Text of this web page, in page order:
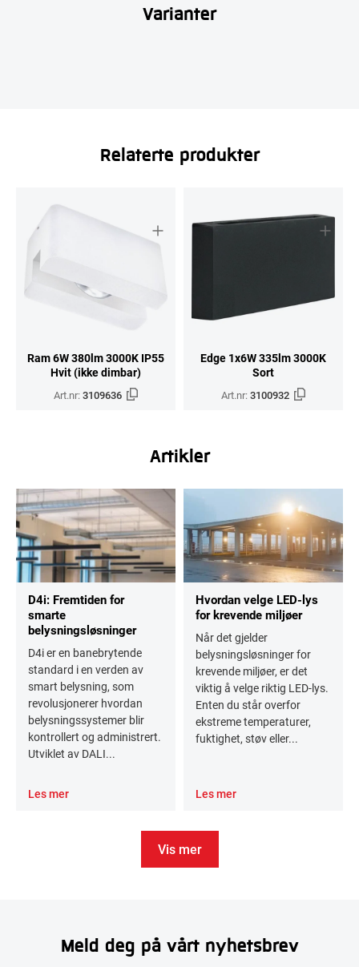
Varianter
Relaterte produkter
Ram 6W 380lm 3000K IP55
Hvit (ikke dimbar)
Art.nr:3109636
Edge 1x6W 335lm 3000K
Sort
Art.nr:3100932
Artikler
D4i: Fremtiden for
smarte
belysningsløsninger
D4i er en banebrytende
standard i en verden av
smart belysning, som
revolusjonerer hvordan
belysningssystemer blir
kontrollert og administrert.
Utviklet av DALI...
Les mer
Hvordan velge LED-lys
for krevende miljøer
Når det gjelder
belysningsløsninger for
krevende miljøer, er det
viktig å velge riktig LED-lys.
Enten du står overfor
ekstreme temperaturer,
fuktighet, støv eller...
Les mer
Vis mer
Meld deg på vårt nyhetsbrev